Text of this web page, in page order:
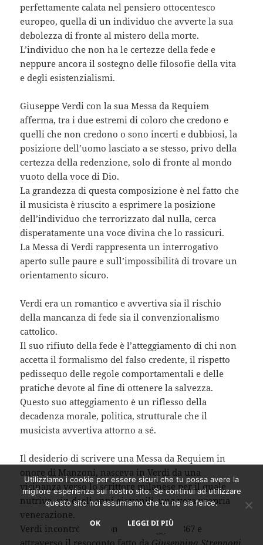
perfettamente calata nel pensiero ottocentesco
europeo, quella di un individuo che avverte la sua
debolezza di fronte al mistero della morte.
L’individuo che non ha le certezze della fede e
neppure ancora il sostegno delle filosofie della vita
e degli esistenzialismi.
Giuseppe Verdi con la sua Messa da Requiem
afferma, tra i due estremi di coloro che credono e
quelli che non credono o sono incerti e dubbiosi, la
posizione dell’uomo lasciato a se stesso, privo della
certezza della redenzione, solo di fronte al mondo
vuoto della voce di Dio.
La grandezza di questa composizione è nel fatto che
il musicista è riuscito a esprimere la posizione
dell’individuo che terrorizzato dal nulla, cerca
disperatamente una voce divina che lo rassicuri.
La Messa di Verdi rappresenta un interrogativo
aperto sulle paure e sull’impossibilità di trovare un
orientamento sicuro.
Verdi era un romantico e avvertiva sia il rischio
della mancanza di fede sia il convenzionalismo
cattolico.
Il suo rifiuto della fede è l’atteggiamento di chi non
accetta il formalismo del falso credente, il rispetto
pedissequo delle regole comportamentali e delle
pratiche devote al fine di ottenere la salvezza.
Questo suo atteggiamento è un riflesso della
decadenza morale, politica, strutturale che il
musicista avvertiva attorno a sé.
Il desiderio di scrivere una Messa da Requiem in
onore di Manzoni, nasceva in Verdi da una
vicinanza verso lo scrittore milanese per il quale
nutriva, sin dagli anni giovanili, una vera propria
venerazione.
Verdi incontrò Manzoni il 21 maggio 1867 e
attraverso il resoconto fatto da Giuseppina Strepponi
Utilizziamo i cookie per essere sicuri che tu possa avere la
migliore esperienza sul nostro sito. Se continui ad utilizzare
questo sito noi assumiamo che tu ne sia felice.
OK LEGGI DI PIÙ